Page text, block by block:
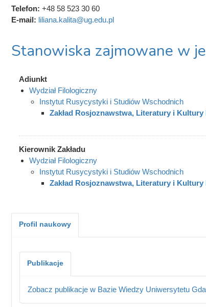
Telefon: +48 58 523 30 60
E-mail: liliana.kalita@ug.edu.pl
Stanowiska zajmowane w
Adiunkt
Wydział Filologiczny
Instytut Rusycystyki i Studiów Wschodnich
Zakład Rosjoznawstwa, Literatury i Kultury
Kierownik Zakładu
Wydział Filologiczny
Instytut Rusycystyki i Studiów Wschodnich
Zakład Rosjoznawstwa, Literatury i Kultury
Profil naukowy
Publikacje
Zobacz publikacje w Bazie Wiedzy Uniwersytetu